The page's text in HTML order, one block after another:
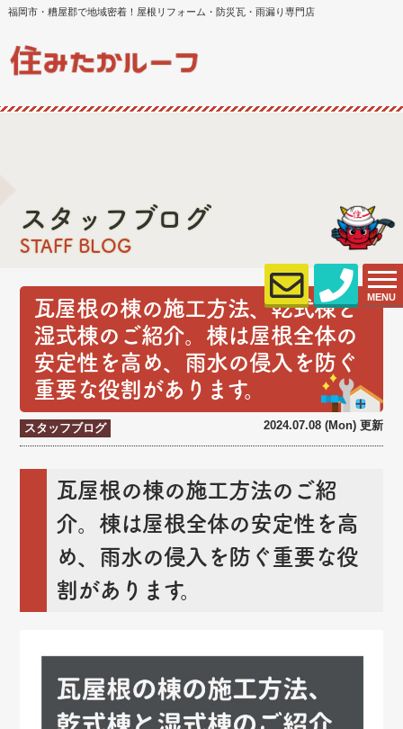
福岡市・糟屋郡で地域密着！屋根リフォーム・防災瓦・雨漏り専門店
MENU
スタッフブログ
STAFF BLOG
瓦屋根の棟の施工方法、乾式棟と
湿式棟のご紹介。棟は屋根全体の
安定性を高め、雨水の侵入を防ぐ
重要な役割があります。
スタッフブログ 2024.07.08 (Mon) 更新
瓦屋根の棟の施工方法のご紹
介。棟は屋根全体の安定性を高
め、雨水の侵入を防ぐ重要な役
割があります。